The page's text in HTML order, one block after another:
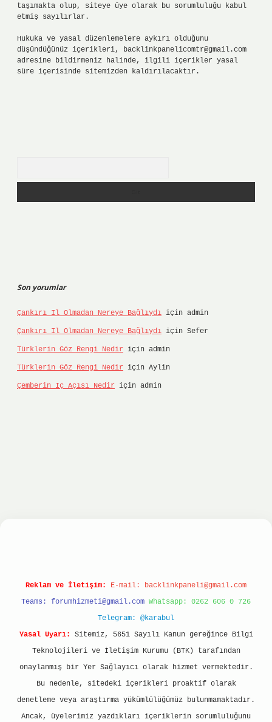
taşımakta olup, siteye üye olarak bu sorumluluğu kabul
etmiş sayılırlar.
Hukuka ve yasal düzenlemelere aykırı olduğunu
düşündüğünüz içerikleri, backlinkpanelicomtr@gmail.com
adresine bildirmeniz halinde, ilgili içerikler yasal
süre içerisinde sitemizden kaldırılacaktır.
Son yorumlar
Çankırı Il Olmadan Nereye Bağlıydı için admin
Çankırı Il Olmadan Nereye Bağlıydı için Sefer
Türklerin Göz Rengi Nedir için admin
Türklerin Göz Rengi Nedir için Aylin
Çemberin Iç Açısı Nedir için admin
Reklam ve İletişim: E-mail: backlinkpaneli@gmail.com
Teams: forumhizmeti@gmail.com Whatsapp: 0262 606 0 726
Telegram: @karabul
Yasal Uyarı:
Sitemiz, 5651 Sayılı Kanun gereğince Bilgi
Teknolojileri ve İletişim Kurumu (BTK) tarafından
onaylanmış bir Yer Sağlayıcı olarak hizmet vermektedir.
Bu nedenle, sitedeki içerikleri proaktif olarak
denetleme veya araştırma yükümlülüğümüz bulunmamaktadır.
Ancak, üyelerimiz yazdıkları içeriklerin sorumluluğunu